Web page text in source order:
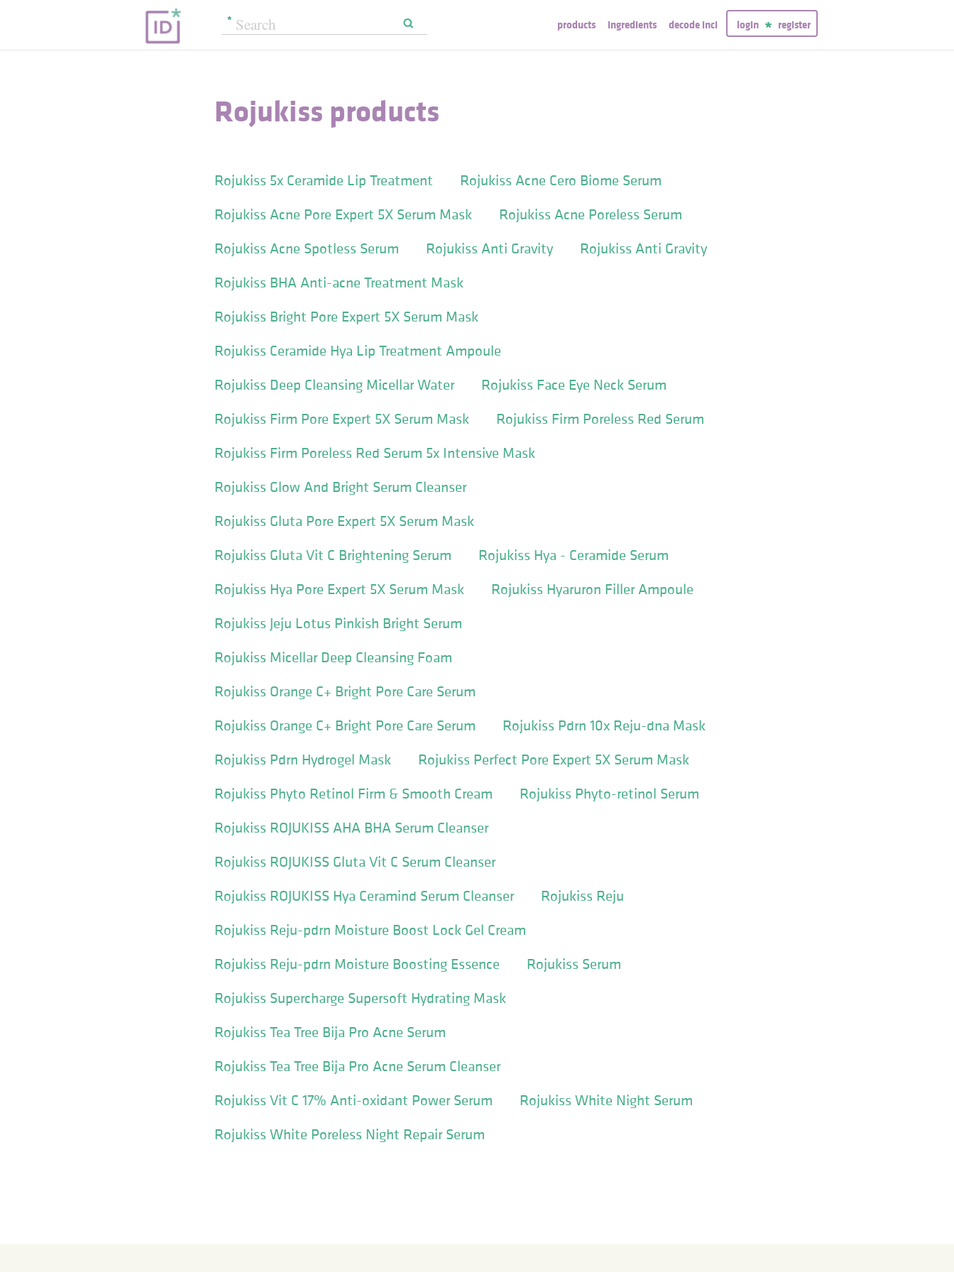
products ingredients decode inci login register
Rojukiss products
Rojukiss 5x Ceramide Lip Treatment
Rojukiss Acne Cero Biome Serum
Rojukiss Acne Pore Expert 5X Serum Mask
Rojukiss Acne Poreless Serum
Rojukiss Acne Spotless Serum
Rojukiss Anti Gravity
Rojukiss Anti Gravity
Rojukiss BHA Anti-acne Treatment Mask
Rojukiss Bright Pore Expert 5X Serum Mask
Rojukiss Ceramide Hya Lip Treatment Ampoule
Rojukiss Deep Cleansing Micellar Water
Rojukiss Face Eye Neck Serum
Rojukiss Firm Pore Expert 5X Serum Mask
Rojukiss Firm Poreless Red Serum
Rojukiss Firm Poreless Red Serum 5x Intensive Mask
Rojukiss Glow And Bright Serum Cleanser
Rojukiss Gluta Pore Expert 5X Serum Mask
Rojukiss Gluta Vit C Brightening Serum
Rojukiss Hya - Ceramide Serum
Rojukiss Hya Pore Expert 5X Serum Mask
Rojukiss Hyaruron Filler Ampoule
Rojukiss Jeju Lotus Pinkish Bright Serum
Rojukiss Micellar Deep Cleansing Foam
Rojukiss Orange C+ Bright Pore Care Serum
Rojukiss Orange C+ Bright Pore Care Serum
Rojukiss Pdrn 10x Reju-dna Mask
Rojukiss Pdrn Hydrogel Mask
Rojukiss Perfect Pore Expert 5X Serum Mask
Rojukiss Phyto Retinol Firm & Smooth Cream
Rojukiss Phyto-retinol Serum
Rojukiss ROJUKISS AHA BHA Serum Cleanser
Rojukiss ROJUKISS Gluta Vit C Serum Cleanser
Rojukiss ROJUKISS Hya Ceramind Serum Cleanser
Rojukiss Reju
Rojukiss Reju-pdrn Moisture Boost Lock Gel Cream
Rojukiss Reju-pdrn Moisture Boosting Essence
Rojukiss Serum
Rojukiss Supercharge Supersoft Hydrating Mask
Rojukiss Tea Tree Bija Pro Acne Serum
Rojukiss Tea Tree Bija Pro Acne Serum Cleanser
Rojukiss Vit C 17% Anti-oxidant Power Serum
Rojukiss White Night Serum
Rojukiss White Poreless Night Repair Serum